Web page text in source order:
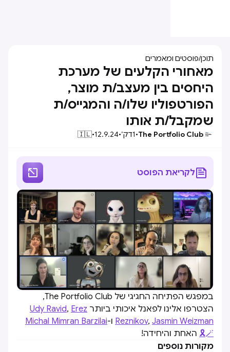
תוכן/פוסטים ומאמרים
מאחורי הקלעים של מערכת
היחסים בין מעצב/ת מוצר,
הפורטפוליו שלו/ה והמגייס/ת
שמקבל/ת אותו
The Portfolio Club
•
1דק׳•
12.9.24
•
🇮🇱
לקריאת הפוסט 
במפגש הפתיחה החגיגי של The Portfolio Club,
הצטרפו אלינו לפאנל איכותי ביותר
Udy Ravid, Erez
Reznikov, Jasmin Weizman ו-Michal Mimran Barzilai
🪄🎗
האחת והיחידה!
מקורות נוספים